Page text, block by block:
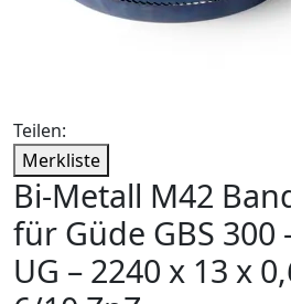
Teilen:
Merkliste
Bi-Metall M42
für Güde GBS 300
UG – 2240 x 13 x